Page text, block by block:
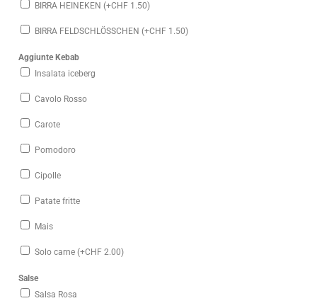
BIRRA HEINEKEN (+CHF 1.50)
BIRRA FELDSCHLÖSSCHEN (+CHF 1.50)
Aggiunte Kebab
Insalata iceberg
Cavolo Rosso
Carote
Pomodoro
Cipolle
Patate fritte
Mais
Solo carne (+CHF 2.00)
Salse
Salsa Rosa